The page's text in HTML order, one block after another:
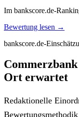
Im bankscore.de-
Bewertung lesen →
bankscore.de-
Ort erwartet
Redaktionelle